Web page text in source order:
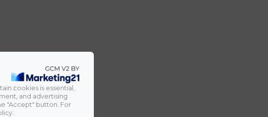
cookies is essential.
and advertising
"Accept" button. For